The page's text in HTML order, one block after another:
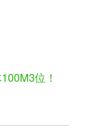
位！